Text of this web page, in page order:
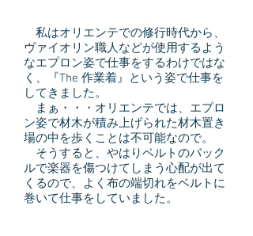
私はオリエンテでの修行時代から、
ヴァイオリン職人などが使用するよう
なエプロン姿で仕事をするわけではな
く、『The 作業着』という姿で仕事を
してきました。
まぁ・・・オリエンテでは、エプロ
ン姿で材木が積み上げられた材木置き
場の中を歩くことは不可能なので。
そうすると、やはりベルトのバック
ルで楽器を傷つけてしまう心配が出て
くるので、よく布の端切れをベルトに
巻いて仕事をしていました。